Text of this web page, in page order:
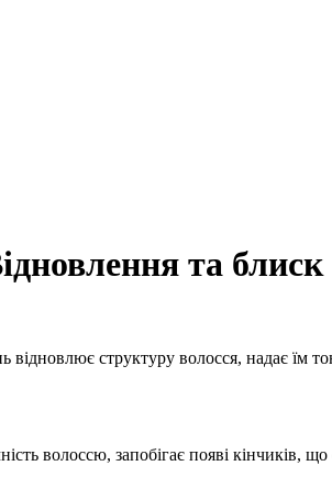
та блиск
структуру волосся, надає їм
волоссю, запобігає появі кінчиків, що